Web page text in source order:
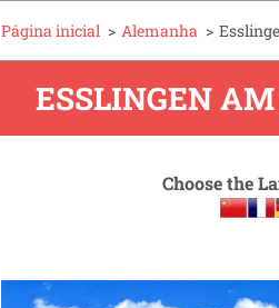
Página inicial > Alemanha >
ESSLINGEN
Choose the